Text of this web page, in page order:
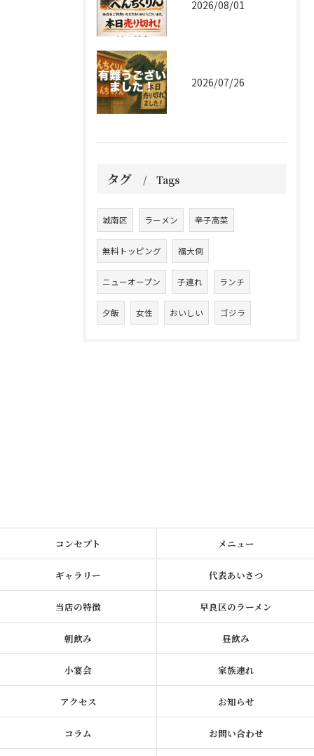
2026/08/01
2026/07/26
タグ Tags
城南区 ラーメン 辛子高菜
無料トッピング 福大側
ニューオープン 子連れ ランチ
夕飯 女性 おいしい ゴジラ
コンセプト メニュー
ギャラリー 代表あいさつ
当店の特徴 早良区のラーメン
朝飲み 昼飲み
小宴会 家族連れ
アクセス お知らせ
コラム お問い合わせ